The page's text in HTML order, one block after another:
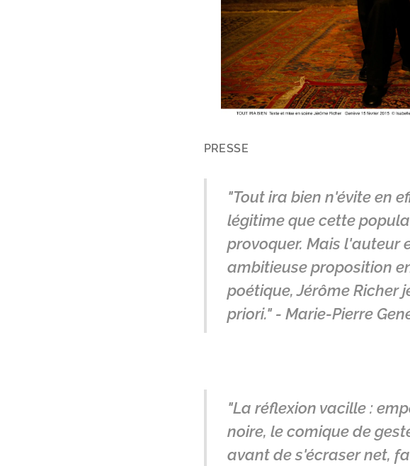
PRESSE
"Tout ira bien n'évite en
légitime que cette
provoquer. Mais l'auteur
ambitieuse proposition
poétique, Jérôme Richer
priori." - Marie-Pierre
"La réflexion vacille :
noire, le comique de
avant de s'écraser net,